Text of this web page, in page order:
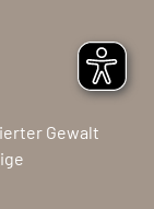
Gewalt